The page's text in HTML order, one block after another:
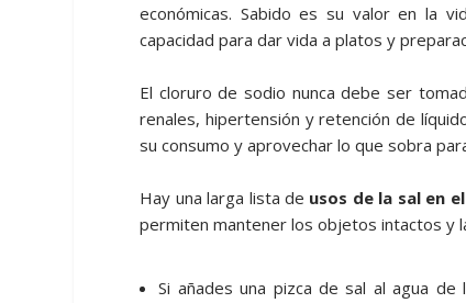
económicas. Sabido es su valor en la
capacidad para dar vida a platos y
El cloruro de sodio nunca debe ser
renales, hipertensión y retención de
su consumo y aprovechar lo que sobra
Hay una larga lista de usos de la sal en
permiten mantener los objetos intactos y
Si añades una pizca de sal al agua